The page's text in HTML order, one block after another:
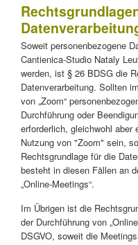
Soweit personenbezogene
Cantienica-Studio Nataly
werden, ist § 26 BDSG die
Datenverarbeitung. Sollten
von „Zoom“
Durchführung oder
erforderlich, gleichwohl aber
Nutzung von "Zoom" sein,
Rechtsgrundlage für die
besteht in diesen Fällen an
„Online-Meetings“.
Im Übrigen ist die
der Durchführung von
DSGVO, soweit die